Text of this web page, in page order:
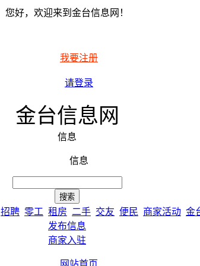
您好，欢迎来到金台信息网！
我要注册
请登录
金台信息网
信息
信息
招聘 零工 租房 二手 交友 便民 商家活动 金
发布信息
商家入驻
网站首页